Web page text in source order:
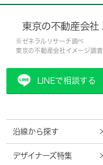
東京の不動産会社
※ゼネラルリサーチ調べ
東京の不動産会社イメージ調
LINEで相談する
沿線から探す
デザイナーズ特集